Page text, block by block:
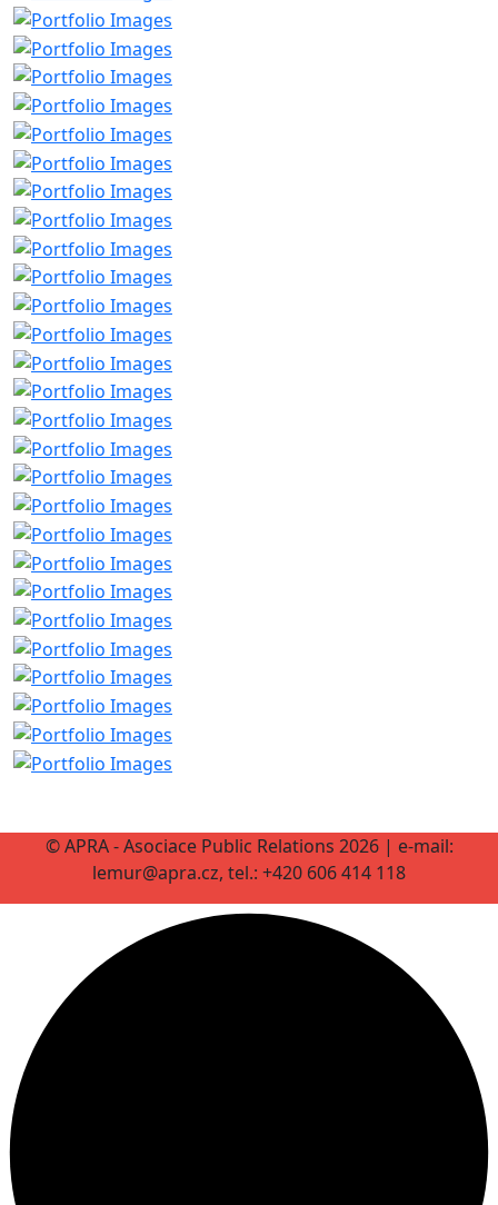
© APRA - Asociace Public Relations 2026 | e-mail:
lemur@apra.cz, tel.: +420 606 414 118